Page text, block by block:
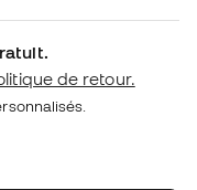
de retour.